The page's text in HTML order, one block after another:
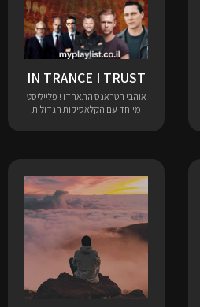
IN TRANCE I TRUST
אוהבי הטראנס התאחדו ! פלייליסט
מיוחד עם הקלאסיקות הגדולות